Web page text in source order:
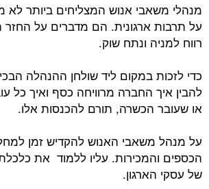
מנהלי משאבי אנוש המצליחים ביותר לא
על תרבות ארגונית. הם מדברים על
רווח למניה ונתח שוק.
כדי לזכות במקום ליד שולחן ההנהלה
להבין איך החברה מרוויחה כסף ואיך כל
או שעובר הכשרה, תורם להכנסות אלו.
על מנהל משאבי האנוש להקדיש זמן
הכספים והמכירות. עליו ללמוד את
של עסקי הארגון.